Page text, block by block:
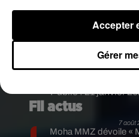
Publié : 21 janvier
profil Facebook de
pas la même que celles
au stade et
Fil actus
7 août
Moha MMZ dévoile «
Gérer
Accepter